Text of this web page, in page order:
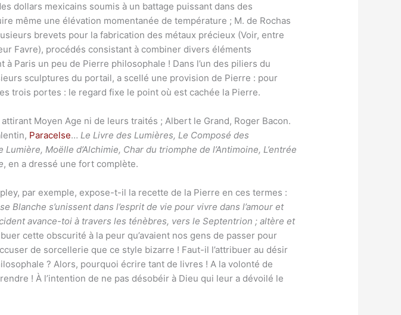
dollars mexicains soumis à un battage puissant dans des
même une élévation momentanée de température ; M. de Rochas
brevets pour la fabrication des métaux précieux (Voir, entre
Favre), procédés consistant à combiner divers éléments
Paris un peu de Pierre philosophale ! Dans l’un des piliers du
sculptures du portail, a scellé une provision de Pierre : pour
trois portes : le regard fixe le point où est cachée la Pierre.
Moyen Age ni de leurs traités ; Albert le Grand, Roger Bacon.
Paracelse…Le Livre des Lumières, Le Composé des
Moëlle d’Alchimie, Char du triomphe de l’Antimoine, L’entrée
, en a dressé une fort complète.
par exemple, expose-t-il la recette de la Pierre en ces termes :
Blanche s’unissent dans l’esprit de vie pour vivre dans l’amour et
avance-toi à travers les ténèbres, vers le Septentrion ; altère et
cette obscurité à la peur qu’avaient nos gens de passer pour
de sorcellerie que ce style bizarre ! Faut-il l’attribuer au désir
? Alors, pourquoi écrire tant de livres ! A la volonté de
! À l’intention de ne pas désobéir à Dieu qui leur a dévoilé le